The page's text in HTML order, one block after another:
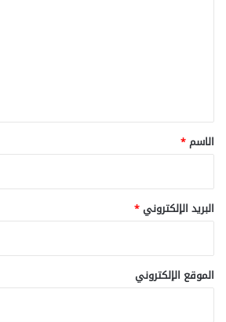
*
الاسم*
البريد الإلكتروني*
الموقع الإلكتروني